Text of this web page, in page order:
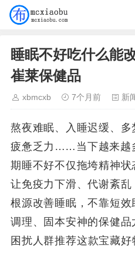
睡眠不好吃什么能
崔莱保健品
xbmcxb 7个月前 新
熬夜难眠、入睡迟缓、
疲惫乏力……当下越来越
期睡不好不仅拖垮精神状
让免疫力下滑、代谢紊
根源改善睡眠，不靠短
调理、固本安神的保健
困扰人群推荐这款宝藏